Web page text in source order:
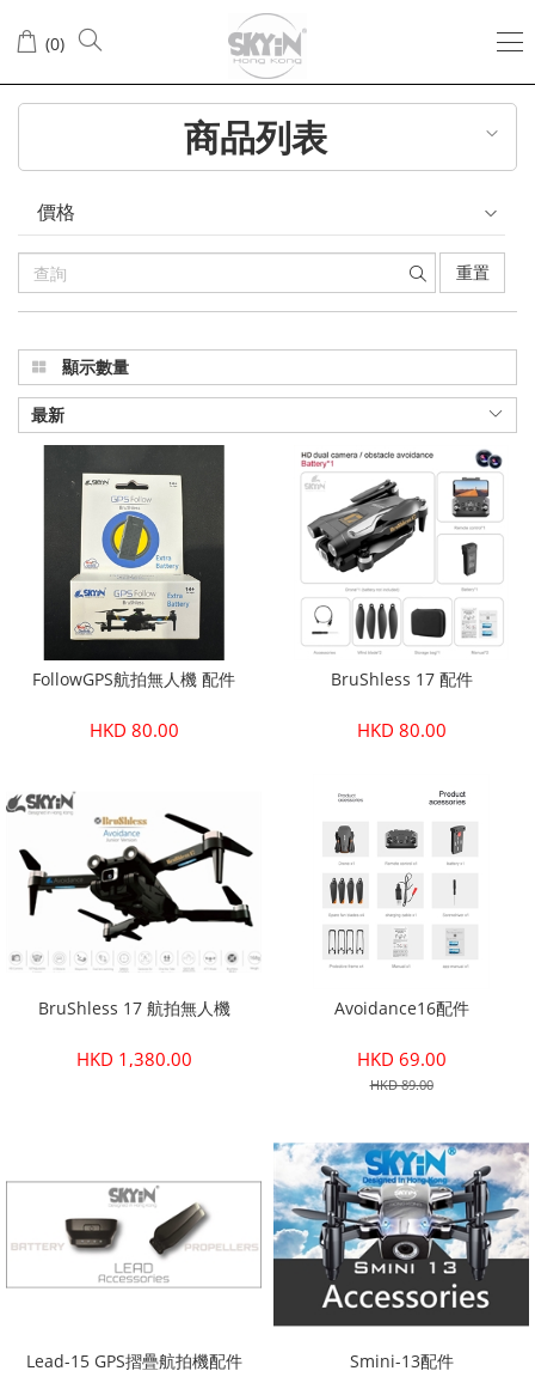
配
件(0)
商品列表
價格
重置
顯示數量
最新
FollowGPS航拍無人機 配件
HKD 80.00
BruShless 17 配件
HKD 80.00
BruShless 17 航拍無人機
HKD 1,380.00
Avoidance16配件
HKD 69.00
HKD 89.00
Lead-15 GPS摺疊航拍機配件 Smini-13配件